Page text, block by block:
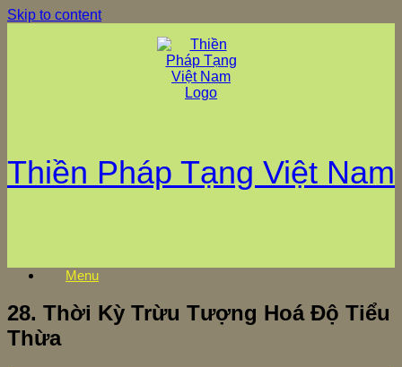
Skip to content
Thiền Pháp Tạng Việt Nam
Menu
28. Thời Kỳ Trừu Tượng Hoá Độ Tiểu
Thừa